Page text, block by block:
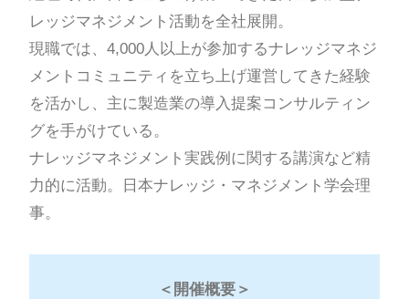
レッジマネジメント活動を全社展開。
現職では、4,000人以上が参加するナレッジマネジ
メントコミュニティを立ち上げ運営してきた経験
を活かし、主に製造業の導入提案コンサルティン
グを手がけている。
ナレッジマネジメント実践例に関する講演など精
力的に活動。日本ナレッジ・マネジメント学会理
事。
＜開催概要＞